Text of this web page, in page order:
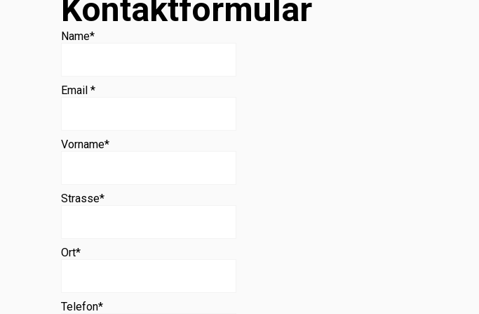
Kontaktformular
Name*
Email *
Vorname*
Strasse*
Ort*
Telefon*